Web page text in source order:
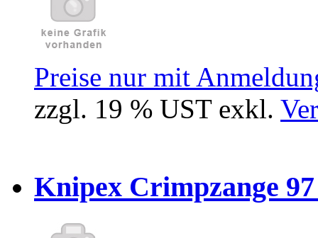
Preise nur mit
zzgl. 19 % UST exkl.
Knipex Crimpzange 97